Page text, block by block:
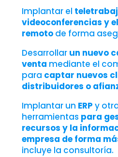
Implantar el
videoconferencias y
remoto de forma
Desarrollar un nuevo
venta mediante el
para captar nuevos
distribuidores o
Implantar un ERP y
herramientas para
recursos y la
empresa de forma
incluye la consultoría.